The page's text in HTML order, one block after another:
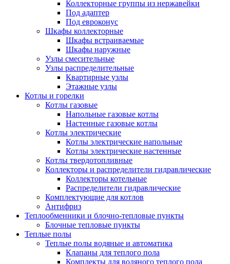
Коллекторные группы из нержавейки
Под адаптер
Под евроконус
Шкафы коллекторные
Шкафы встраиваемые
Шкафы наружные
Узлы смесительные
Узлы распределительные
Квартирные узлы
Этажные узлы
Котлы и горелки
Котлы газовые
Напольные газовые котлы
Настенные газовые котлы
Котлы электрические
Котлы электрические напольные
Котлы электрические настенные
Котлы твердотопливные
Коллекторы и распределители гидравлические
Коллекторы котельные
Распределители гидравлические
Комплектующие для котлов
Антифриз
Теплообменники и блочно-тепловые пункты
Блочные тепловые пункты
Теплые полы
Теплые полы водяные и автоматика
Клапаны для теплого пола
Комплекты для водяного теплого пола